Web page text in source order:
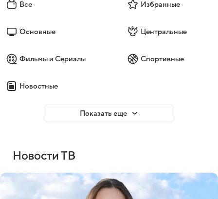
Все Избранные
Основные Центральные
Фильмы и Сериалы Спортивные
Новостные
Показать еще
Новости ТВ